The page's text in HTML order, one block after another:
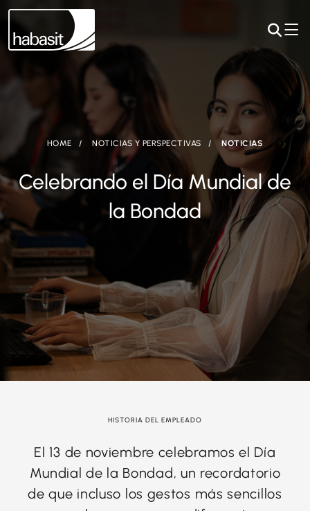
HOME NOTICIAS Y PERSPECTIVAS NOTICIAS
Celebrando el Día Mundial de
la Bondad
HISTORIA DEL EMPLEADO
El 13 de noviembre celebramos el Día
Mundial de la Bondad, un recordatorio
de que incluso los gestos más sencillos